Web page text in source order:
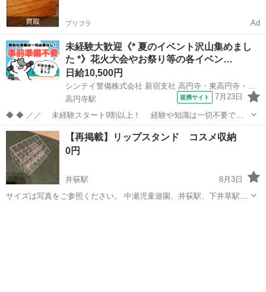
プリフラ Ad
未経験大歓迎《* 夏のイベント沢山集めまし
た *》花火大会やお祭り等の各イベン…
日給10,500円
高円寺駅
提携サイト 7月23日
◆ ◆ ／／ 未経験スタート9割以上！ 経験や知識は一切不要で始
めやすい♪ シフトの強制もないですし 自分のペースで働くことも
できるので 続けやすい♪働きやすい♪ ＼＼ 『シフトが削られた…』
『思うように稼...
東京 杉並区 高円寺駅 警備員
【再掲載】リップスタンド コスメ収納
0円
井荻駅
8月3日
サイズは写真をご参照ください。 中瀬児童遊園、井荻駅、下井草駅ま